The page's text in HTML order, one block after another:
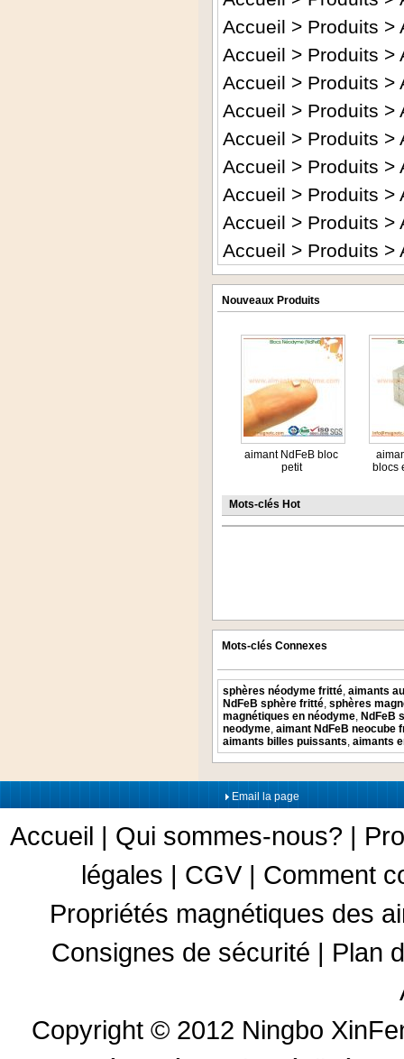
Accueil > Produits >
Accueil > Produits >
Accueil > Produits >
Accueil > Produits >
Accueil > Produits >
Accueil > Produits >
Accueil > Produits >
Accueil > Produits >
Accueil > Produits >
Nouveaux Produits
aimant NdFeB bloc
petit
blocs
Mots-clés Hot
Mots-clés Connexes
sphères néodyme fritté, aimants
NdFeB sphère fritté, sphères
magnétiques en néodyme, NdFeB
neodyme, aimant NdFeB neocube
aimants billes puissants, aimants
Email la page
Accueil | Qui sommes-nous? |
légales | CGV | Comment
Propriétés magnétiques des
Consignes de sécurité | Plan
Copyright © 2012 Ningbo